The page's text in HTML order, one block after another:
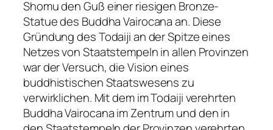
Shomu den Guß einer riesigen Bronze-
Statue des Buddha Vairocana an. Diese
Gründung des Todaiji an der Spitze eines
Netzes von Staatstempeln in allen Provinzen
war der Versuch, die Vision eines
buddhistischen Staatswesens zu
verwirklichen. Mit dem im Todaiji verehrten
Buddha Vairocana im Zentrum und den in